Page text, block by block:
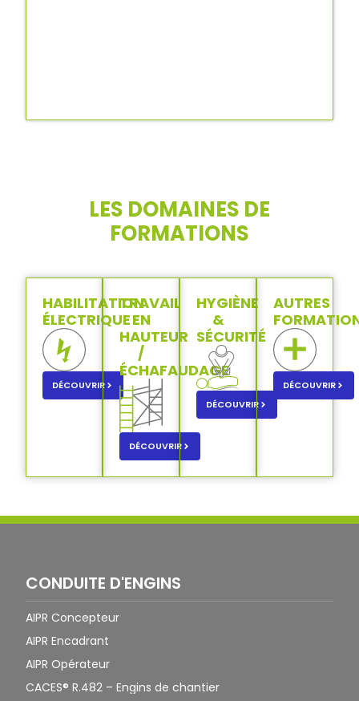
LES DOMAINES DE
FORMATIONS
HABILITATION
ÉLECTRIQUE
DÉCOUVRIR
TRAVAIL
EN
HAUTEUR
/
ÉCHAFAUDAGE
DÉCOUVRIR
HYGIÈNE
&
SÉCURITÉ
DÉCOUVRIR
AUTRES
DÉCOUVRIR
CONDUITE D'ENGINS
AIPR Concepteur
AIPR Encadrant
AIPR Opérateur
CACES® R.482 – Engins de chantier